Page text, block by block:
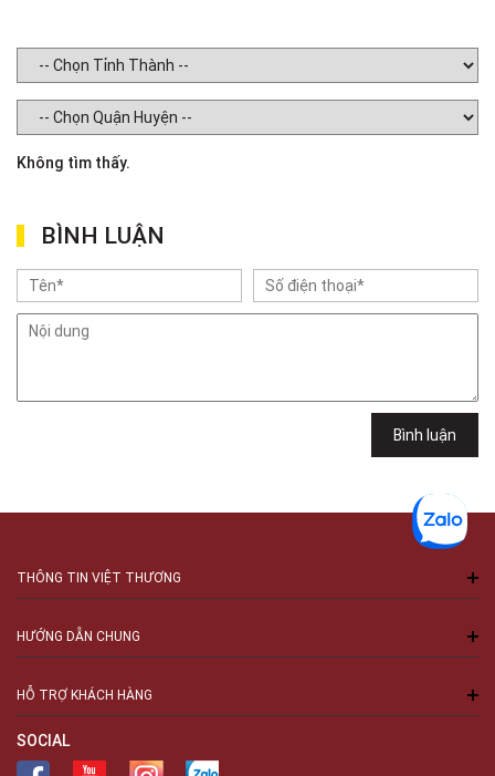
Không tìm thấy.
BÌNH LUẬN
Bình luận
THÔNG TIN VIỆT THƯƠNG
HƯỚNG DẪN CHUNG
HỖ TRỢ KHÁCH HÀNG
SOCIAL